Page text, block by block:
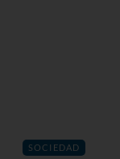
SOCIEDAD